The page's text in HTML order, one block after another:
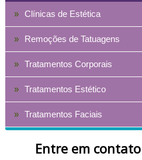
Clínicas de Estética
Remoções de Tatuagens
Tratamentos Corporais
Tratamentos Estético
Tratamentos Faciais
Entre em